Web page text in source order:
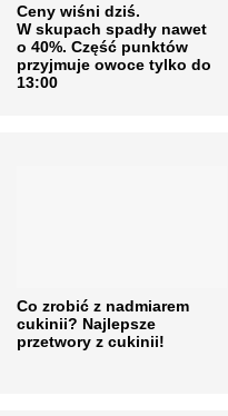
Ceny wiśni dziś.
W skupach spadły nawet
o 40%. Część punktów
przyjmuje owoce tylko do
13:00
Co zrobić z nadmiarem
cukinii? Najlepsze
przetwory z cukinii!